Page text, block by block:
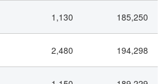
1,130 185,250
2,480 194,298